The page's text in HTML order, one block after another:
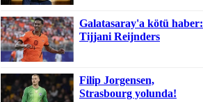
Galatasaray'a kötü haber:
Tijjani Reijnders
Filip Jorgensen,
Strasbourg yolunda!